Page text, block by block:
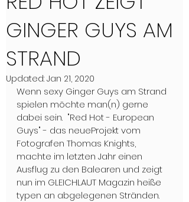
GINGER GUYS AM
STRAND
Updated: Jan 21, 2020
Wenn sexy Ginger Guys am Strand
spielen möchte man(n) gerne
dabei sein.  "Red Hot - European
Guys" - das neueProjekt vom
Fotografen Thomas Knights,
machte im letzten Jahr einen
Ausflug zu den Balearen und zeigt
nun im GLEICHLAUT Magazin heiße
typen an abgelegenen Stränden.